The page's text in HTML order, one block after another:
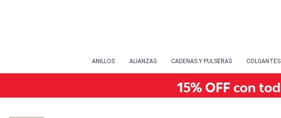
ANILLOS ALIANZAS CADENAS Y PULSERAS COLGANTES